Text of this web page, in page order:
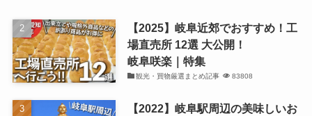
【2025】岐阜近郊でおすすめ！工
場直売所 12選 大公開！
岐阜咲楽｜特集
観光・買物厳選まとめ記事 83808
【2022】岐阜駅周辺の美味しいお